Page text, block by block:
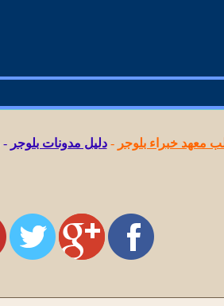
معهد خبراء بلوجر -دليل مدونات بلوجر -